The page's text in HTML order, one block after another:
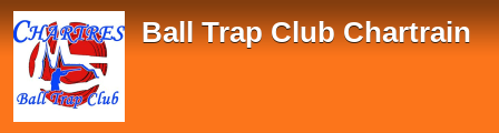
Ball Trap Club Chartrain
Panneau de gestion des cookies